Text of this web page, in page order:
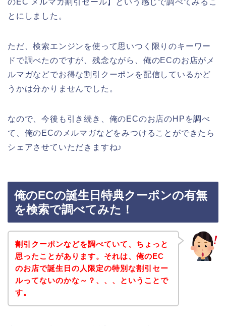
とにしました。
ただ、検索エンジンを使って思いつく限りのキーワー
ドで調べたのですが、残念ながら、俺のECのお店がメ
ルマガなどでお得な割引クーポンを配信しているかど
うかは分かりませんでした。
なので、今後も引き続き、俺のECのお店のHPを調べ
て、俺のECのメルマガなどをみつけることができたら
シェアさせていただきますね♪
俺のECの誕生日特典クーポンの有無
を検索で調べてみた！
割引クーポンなどを調べていて、ちょっと
思ったことがあります。それは、俺のEC
のお店で誕生日の人限定の特別な割引セー
ルってないのかな～？、、、ということで
す。